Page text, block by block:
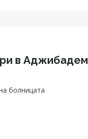
в Аджибадем
болницата